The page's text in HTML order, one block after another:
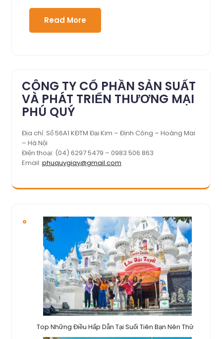
Read More
CÔNG TY CỔ PHẦN SẢN SUẤT
VÀ PHÁT TRIỂN THƯƠNG MẠI
PHÚ QUÝ
Địa chỉ: Số 56A1 KĐTM Đại Kim – Định Công – Hoàng Mai
– Hà Nội
Điện thoại: (04) 6297 5479 – 0983 506 863
Email: phuquygiay@gmail.com
Top Những Điều Hấp Dẫn Tại Suối Tiên Bạn Nên Thử